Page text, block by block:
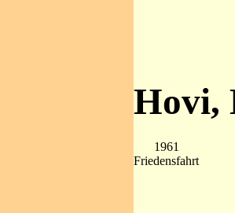
Hovi,
1961
Friedensfahrt